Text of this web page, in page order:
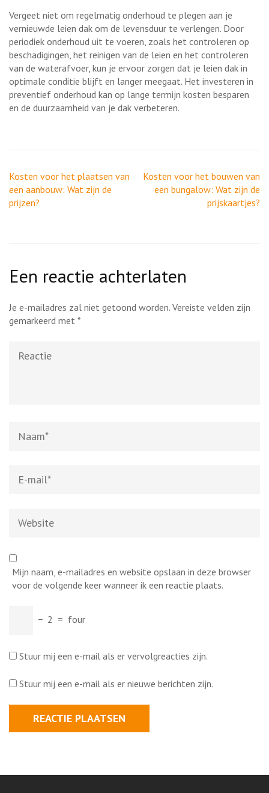
Vergeet niet om regelmatig onderhoud te plegen aan je
vernieuwde leien dak om de levensduur te verlengen. Door
periodiek onderhoud uit te voeren, zoals het controleren op
beschadigingen, het reinigen van de leien en het controleren
van de waterafvoer, kun je ervoor zorgen dat je leien dak in
optimale conditie blijft en langer meegaat. Het investeren in
preventief onderhoud kan op lange termijn kosten besparen
en de duurzaamheid van je dak verbeteren.
Berichtnavigatie
Kosten voor het plaatsen van
een aanbouw: Wat zijn de
prijzen?
Kosten voor het bouwen van
een bungalow: Wat zijn de
prijskaartjes?
Een reactie achterlaten
Je e-mailadres zal niet getoond worden. Vereiste velden zijn
gemarkeerd met *
mail*
Mijn naam, e-mailadres en website opslaan in deze browser
voor de volgende keer wanneer ik een reactie plaats.
− 2 = four
Stuur mij een e-mail als er vervolgreacties zijn.
Stuur mij een e-mail als er nieuwe berichten zijn.